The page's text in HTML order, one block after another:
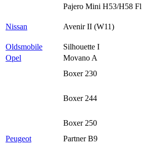
Pajero Mini H53/H58 Fl
Nissan Avenir II (W11)
Oldsmobile
Silhouette I
Opel
Movano A
Peugeot
Boxer 230
Boxer 244
Boxer 250
Partner B9